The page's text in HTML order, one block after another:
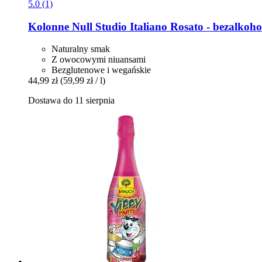
5.0 (1)
Kolonne Null Studio Italiano Rosato -​
Naturalny smak
Z owocowymi niuansami
Bezglutenowe i wegańskie
44,99 zł (59,99 zł / l)
Dostawa do 11 sierpnia